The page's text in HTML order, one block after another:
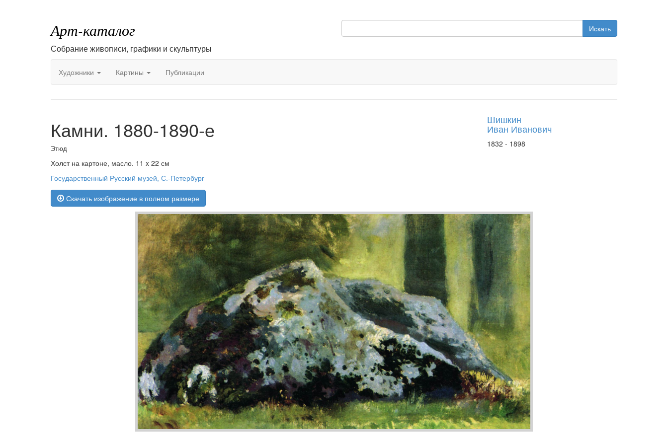
Арт-каталог
Собрание живописи, графики и скульптуры
Искать
Художники Картины Публикации
Камни. 1880-1890-е
Этюд
Холст на картоне, масло. 11 x 22 см
Государственный Русский музей, С.-Петербург
Скачать изображение в полном размере
Шишкин
Иван Иванович
1832 - 1898